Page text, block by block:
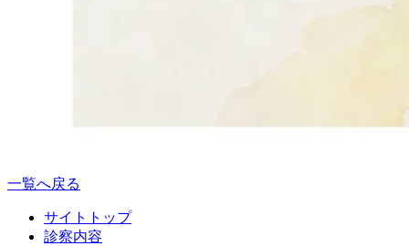
一覧へ戻る
サイトトップ
診察内容